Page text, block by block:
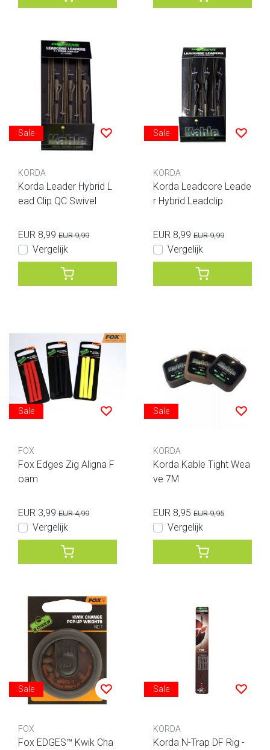
Sale
KORDA
Korda Leader Hybrid L
ead Clip QC Swivel
EUR 8,99 EUR 9,99
Vergelijk
Sale
KORDA
Korda Leadcore Leade
r Hybrid Leadclip
EUR 8,99 EUR 9,99
Vergelijk
Sale
FOX
Fox Edges Zig Aligna F
oam
EUR 3,99 EUR 4,99
Vergelijk
Sale
KORDA
Korda Kable Tight Wea
ve 7M
EUR 8,95 EUR 9,95
Vergelijk
Sale
FOX
Fox EDGES™ Kwik Cha
Sale
KORDA
Korda N-Trap DF Rig -